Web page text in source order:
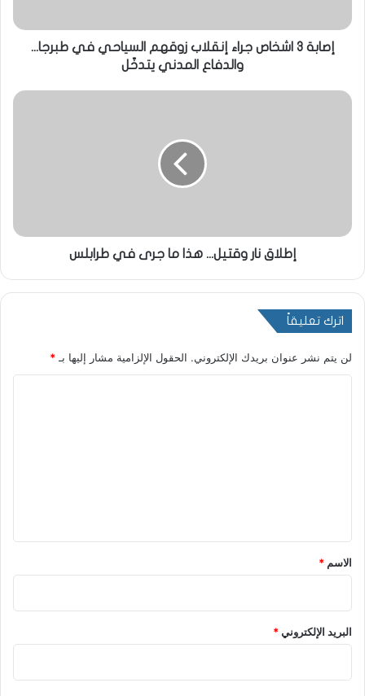
إصابة 3 اشخاص جراء إنقلاب زوقهم السياحي في طبرجا...
والدفاع المدني يتدخّل
إطلاق نار وقتيل... هذا ما جرى في طرابلس
اترك تعليقاً
لن يتم نشر عنوان بريدك الإلكتروني. الحقول الإلزامية مشار إليها بـ*
*
الاسم *
البريد الإلكتروني*